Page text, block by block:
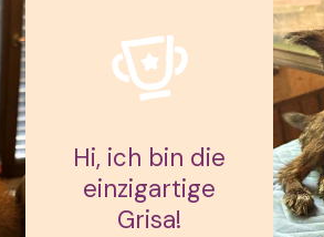
Hi, ich bin die
einzigartige
Grisa!